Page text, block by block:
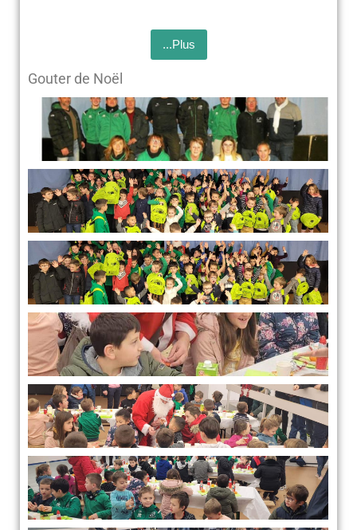
...Plus
Gouter de Noël